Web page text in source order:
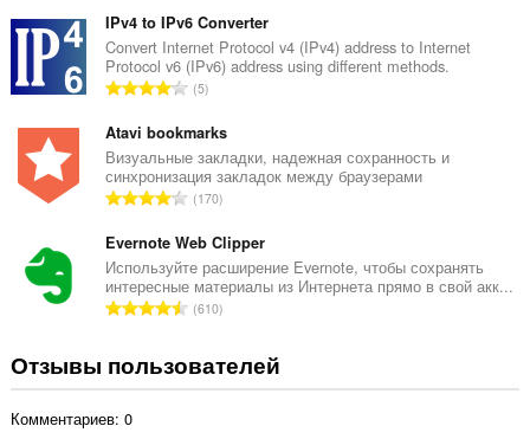
е
н
о
к
:
е
г
о
о
е
н
о
к
:
IPv4 to IPv6 Converter
Convert Internet Protocol v4 (IPv4) address to Internet
Protocol v6 (IPv6) address using different methods.
В
е
г
о
о
е
н
о
к
5
Atavi bookmarks
Визуальные закладки, надежная сохранность и
синхронизация закладок между браузерами
В
е
г
о
о
е
н
170
Evernote Web Clipper
Используйте расширение Evernote, чтобы сохранять
интересные материалы из Интернета прямо в свой акк...
В
г
610
Отзывы пользователей
Комментариев: 0